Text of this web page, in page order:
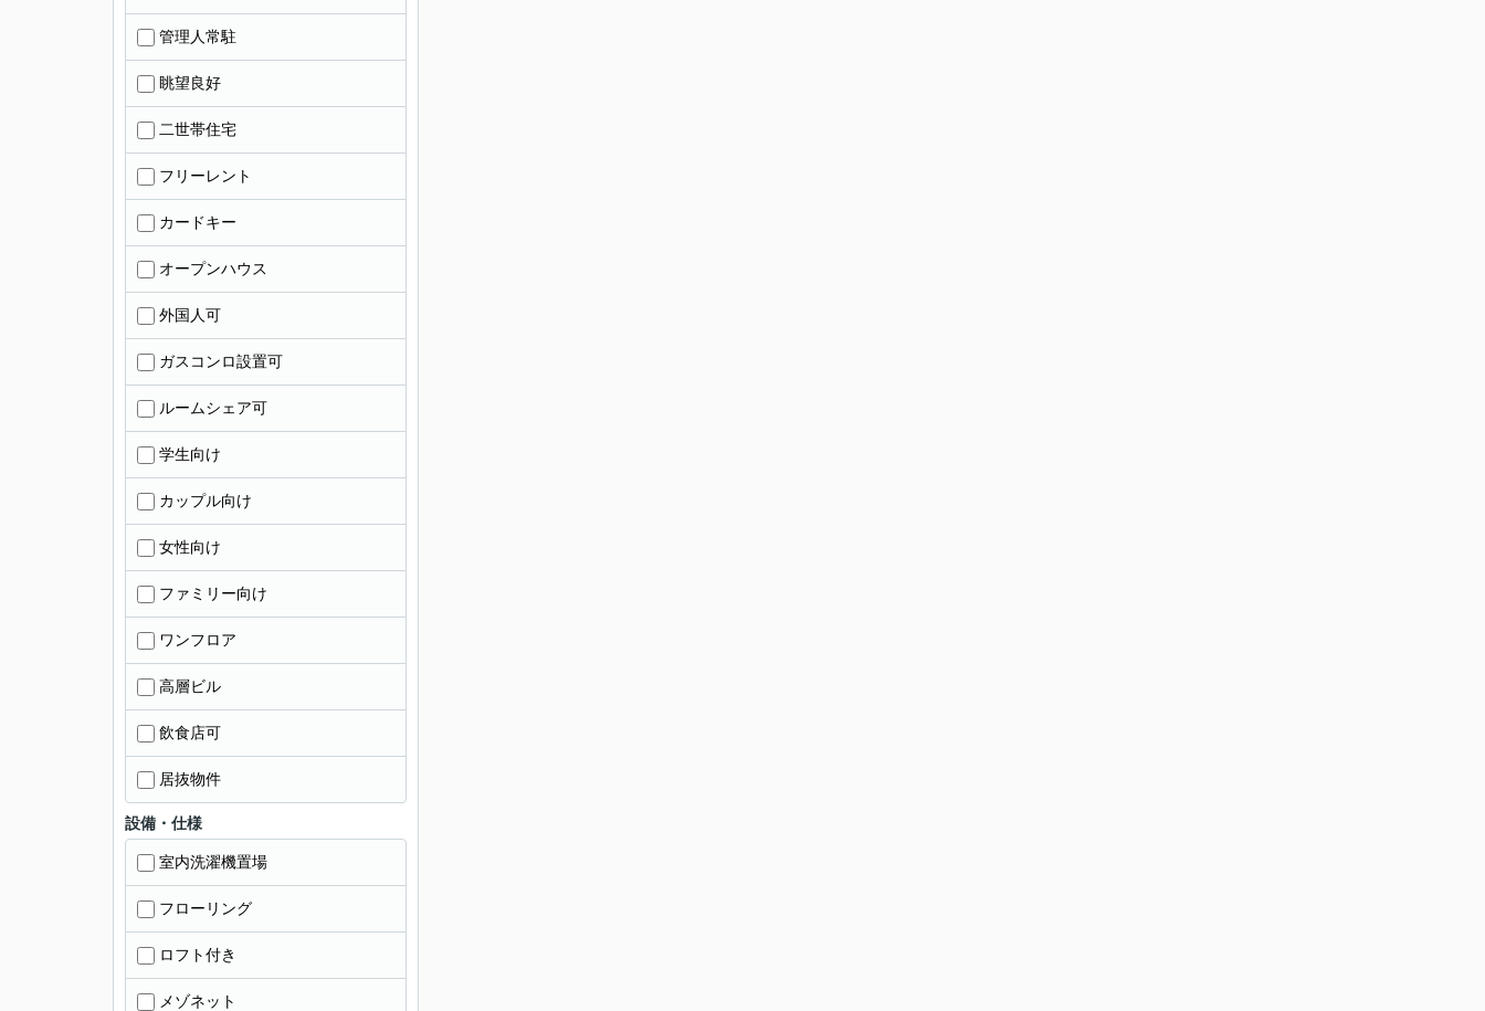
管理人常駐
眺望良好
二世帯住宅
フリーレント
カードキー
オープンハウス
外国人可
ガスコンロ設置可
ルームシェア可
学生向け
カップル向け
女性向け
ファミリー向け
ワンフロア
高層ビル
飲食店可
居抜物件
設備・仕様
室内洗濯機置場
フローリング
ロフト付き
メゾネット